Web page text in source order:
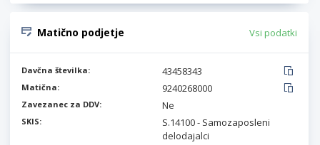
Matično podjetje Vsi podatki
Davčna številka: 43458343
Matična: 9240268000
Zavezanec za DDV: Ne
SKIS:
S.14100 - Samozaposleni
delodajalci